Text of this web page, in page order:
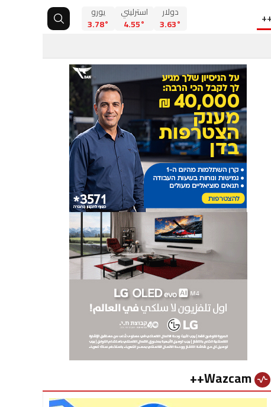
دولار
3.63°
استرليني
4.55°
يورو
3.78°
vital_signs